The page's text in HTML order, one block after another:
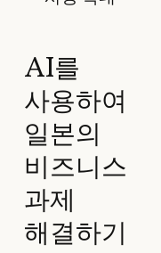
AI를
사용하여
일본의
비즈니스
과제
해결하기